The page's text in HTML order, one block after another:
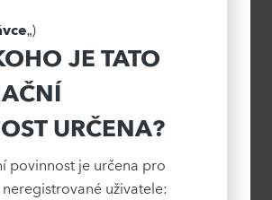
„)
JE TATO
URČENA?
povinnost je určena pro
uživatele: